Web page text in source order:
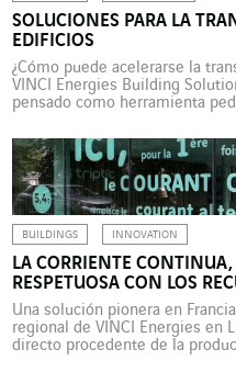
SOLUCIONES PARA LA
EDIFICIOS
¿Cómo puede acelerarse la
VINCI Energies Building
pensado como herramienta
Como indicador clave de la
inmobiliario se enfrenta a
sociales, […]
BUILDINGS INNOVATION
LA CORRIENTE
RESPETUOSA CON LOS
Una solución pionera en
regional de VINCI Energies en
directo procedente de la